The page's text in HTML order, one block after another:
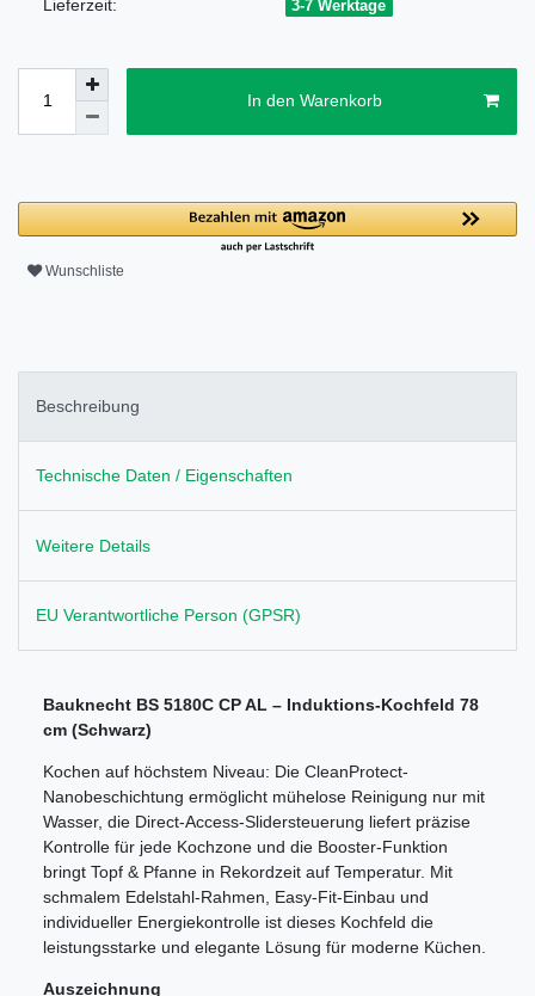
Lieferzeit: 3-7 Werktage
In den Warenkorb
Wunschliste
Beschreibung
Technische Daten / Eigenschaften
Weitere Details
EU Verantwortliche Person (GPSR)
Bauknecht BS 5180C CP AL – Induktions-Kochfeld 78
cm (Schwarz)
Kochen auf höchstem Niveau: Die CleanProtect-
Nanobeschichtung ermöglicht mühelose Reinigung nur mit
Wasser, die Direct-Access-Slidersteuerung liefert präzise
Kontrolle für jede Kochzone und die Booster-Funktion
bringt Topf & Pfanne in Rekordzeit auf Temperatur. Mit
schmalem Edelstahl-Rahmen, Easy-Fit-Einbau und
individueller Energiekontrolle ist dieses Kochfeld die
leistungsstarke und elegante Lösung für moderne Küchen.
Auszeichnung